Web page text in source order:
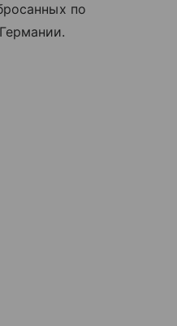
по